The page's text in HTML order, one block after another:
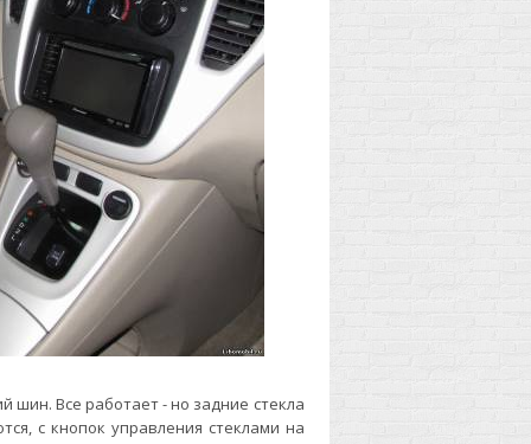
шин. Все работает - но задние стекла
с кнопок управления стеклами на